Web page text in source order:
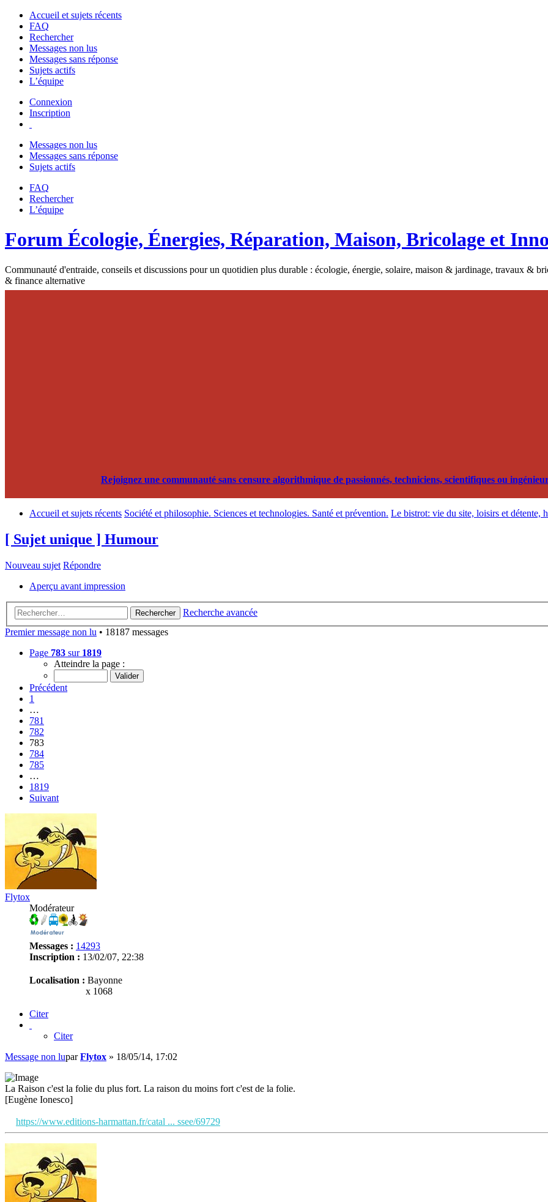
Accueil et sujets récents
FAQ
Rechercher
Messages non lus
Messages sans réponse
Sujets actifs
L’équipe
Connexion
Inscription
Messages non lus
Messages sans réponse
Sujets actifs
FAQ
Rechercher
L’équipe
Forum Écologie, Énergies, Réparation, Maison, Bricolage et
Communauté d'entraide, conseils et discussions pour un quotidien plus durable : écologie, énergie, solaire, maison & jardinage, travaux &
& finance alternative
Rejoignez une communauté sans censure algorithmique de passionnés, techniciens, scientifiques ou
Accueil et sujets récents Société et philosophie. Sciences et technologies. Santé et prévention. Le bistrot: vie du site, loisirs et détente,
[ Sujet unique ] Humour
Nouveau sujet Répondre
Aperçu avant impression
Rechercher
Recherche avancée
Premier message non lu • 18187 messages
Page 783 sur 1819
Atteindre la page :
Précédent
1
…
781
782
783
784
785
…
1819
Suivant
Flytox
Modérateur
Messages : 14293
Inscription : 13/02/07, 22:38
Localisation : Bayonne
x 1068
Citer
Citer
Message non luparFlytox » 18/05/14, 17:02
La Raison c'est la folie du plus fort. La raison du moins fort c'est de la folie.
[Eugène Ionesco]
https://www.editions-harmattan.fr/catal ... ssee/69729